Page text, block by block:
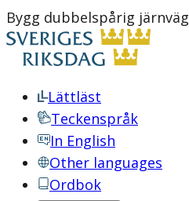
Bygg dubbelspårig
Lättläst
Teckenspråk
In English
Other languages
Ordbok